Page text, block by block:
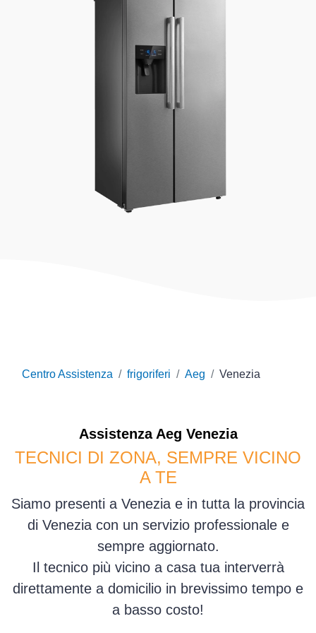
Centro Assistenza frigoriferi Aeg Venezia
Assistenza Aeg Venezia
TECNICI DI ZONA, SEMPRE VICINO
A TE
Siamo presenti a Venezia e in tutta la provincia
di Venezia con un servizio professionale e
sempre aggiornato.
Il tecnico più vicino a casa tua interverrà
direttamente a domicilio in brevissimo tempo e
a basso costo!